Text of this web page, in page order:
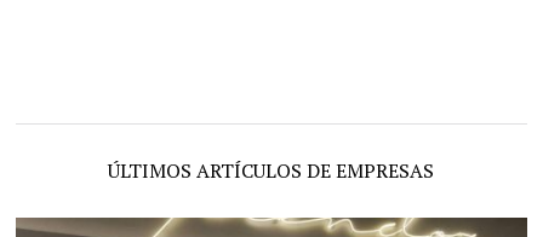
ÚLTIMOS ARTÍCULOS DE EMPRESAS